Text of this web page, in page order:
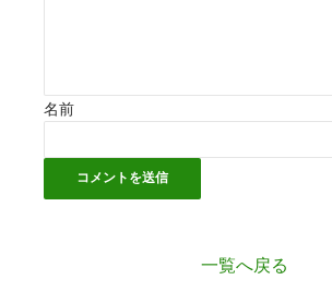
名前
一覧へ戻る